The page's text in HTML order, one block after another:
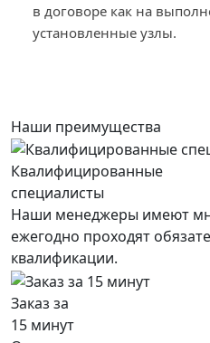
в договоре как на
установленные узлы.
Наши преимущества
Квалифицированные
специалисты
Наши менеджеры имеют
ежегодно проходят
квалификации.
Заказ за
15 минут